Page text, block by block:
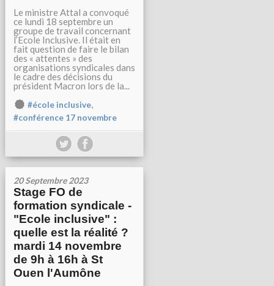
Le ministre Attal a convoqué
ce lundi 18 septembre un
groupe de travail concernant
l’Ecole Inclusive. Il était en
fait question de faire le bilan
des « attentes » des
organisations syndicales dans
le cadre des décisions du
président Macron lors de la...
#école inclusive,
#conférence 17 novembre
20 Septembre 2023
Stage FO de
formation syndicale -
"Ecole inclusive" :
quelle est la réalité ?
mardi 14 novembre
de 9h à 16h à St
Ouen l'Aumône